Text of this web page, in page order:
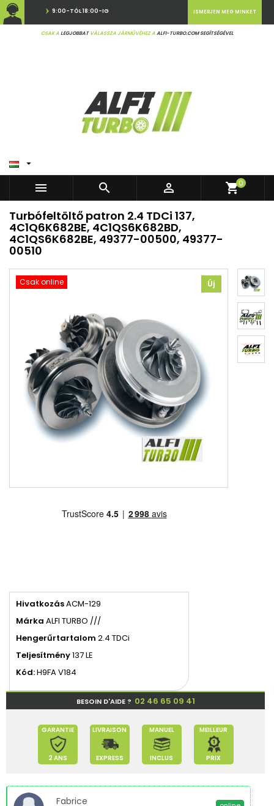
9:00-TÓL 18:00-IG
CSAK ALEGJOBBATVÁLASSZA JÁRMŰVÉHEZ AALFI-TURBO.COM SEGÍTSÉGÉVEL
ISMERJEN MEG MINKET

   shopping_cart0
Turbófeltöltő patron 2.4 TDCi 137,
4C1Q6K682BE, 4C1QS6K682BD,
4C1QS6K682BE, 49377-00500, 49377-
00510
Csak online Új
HivatkozásACM-129
Márka ALFI TURBO ///
Hengerűrtartalom 2.4 TDCi
Teljesítmény137 LE
Kód:H9FA V184
BESOIN D'AIDE ? 02 46 65 09 41
GARANTIE
2 ANS
LIVRAISON
EXPRESS
MANUEL
INCLUS
MEILLEUR
PRIX
Fabrice